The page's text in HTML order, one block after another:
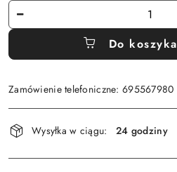
Ilość
Do koszyka
Zamówienie telefoniczne: 695567980
Dostępność
i
dostawa
Wysyłka w ciągu: 24 godziny